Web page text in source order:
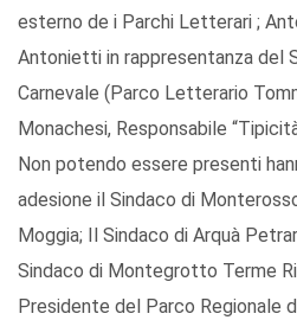
esterno de i Parchi Letterari ;
Antonietti in rappresentanza del
Carnevale (Parco Letterario
Monachesi, Responsabile
Non potendo essere presenti
adesione il Sindaco di
Moggia; Il Sindaco di Arquà
Sindaco di Montegrotto Terme
Presidente del Parco Regionale